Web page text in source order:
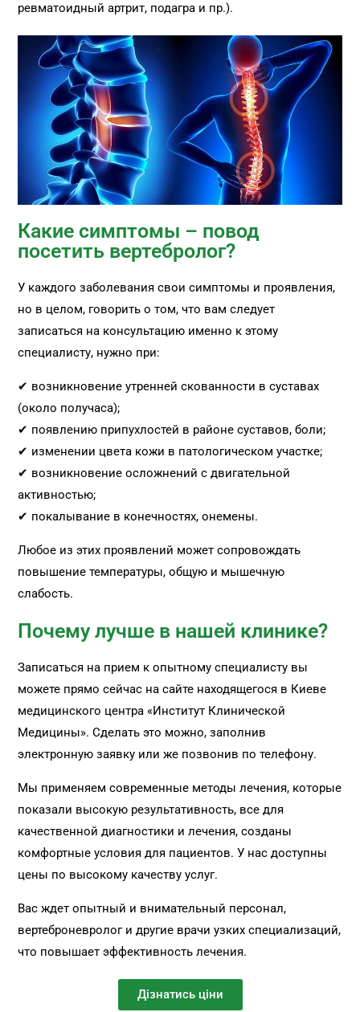
ревматоидный артрит, подагра и пр.).
Какие симптомы – повод
посетить вертебролог?
У каждого заболевания свои симптомы и проявления,
но в целом, говорить о том, что вам следует
записаться на консультацию именно к этому
специалисту, нужно при:
✔ возникновение утренней скованности в суставах
(около получаса);
✔ появлению припухлостей в районе суставов, боли;
✔ изменении цвета кожи в патологическом участке;
✔ возникновение осложнений с двигательной
активностью;
✔ покалывание в конечностях, онемены.
Любое из этих проявлений может сопровождать
повышение температуры, общую и мышечную
слабость.
Почему лучше в нашей клинике?
Записаться на прием к опытному специалисту вы
можете прямо сейчас на сайте находящегося в Киеве
медицинского центра «Институт Клинической
Медицины». Сделать это можно, заполнив
электронную заявку или же позвонив по телефону.
Мы применяем современные методы лечения, которые
показали высокую результативность, все для
качественной диагностики и лечения, созданы
комфортные условия для пациентов. У нас доступны
цены по высокому качеству услуг.
Вас ждет опытный и внимательный персонал,
вертеброневролог и другие врачи узких специализаций,
что повышает эффективность лечения.
Дізнатись ціни